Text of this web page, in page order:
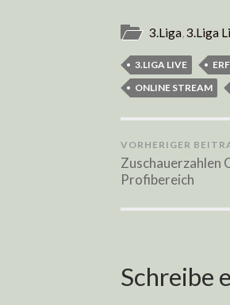
3.Liga,3.Liga
3.LIGA LIVE
ONLINE STREAM
VORHERIGER
Zuschauerzahlen
Profibereich
Schreibe